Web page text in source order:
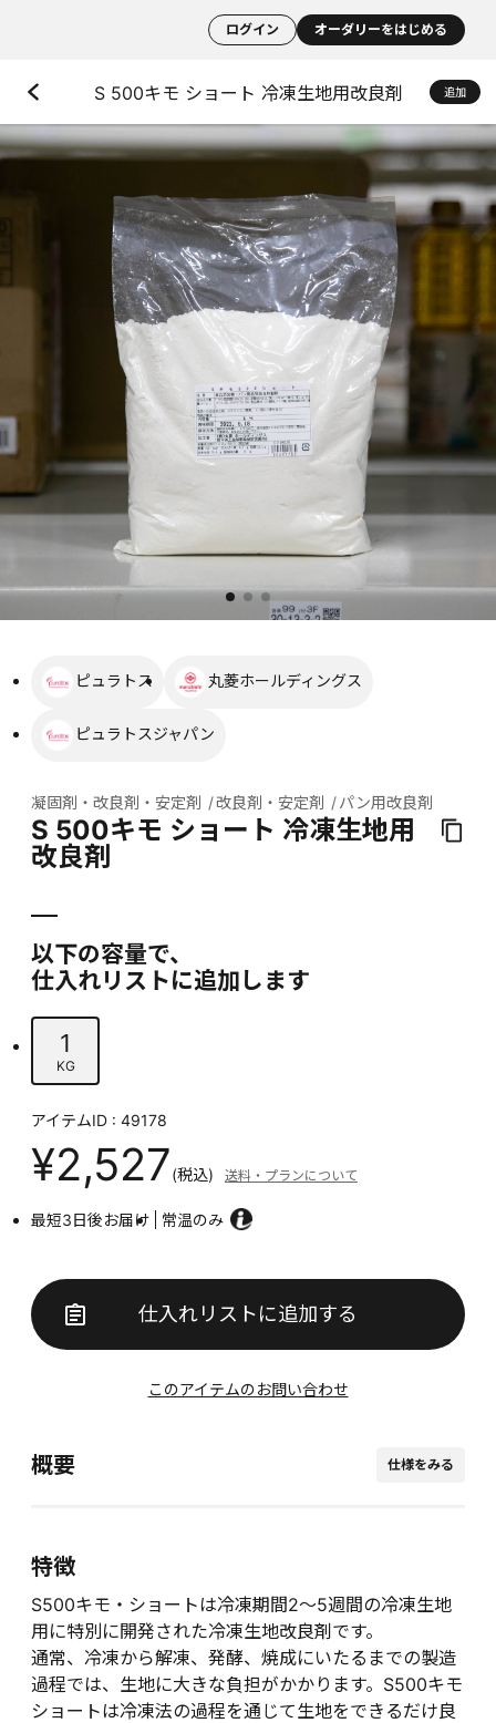
ログイン オーダリーをはじめる
S 500キモ ショート 冷凍生地用改良剤 追加
ピュラトス 丸菱ホールディングス
ピュラトスジャパン
凝固剤・改良剤・安定剤 改良剤・安定剤 パン用改良剤
S 500キモ ショート 冷凍生地用
改良剤
以下の容量で、
仕入れリストに追加します
1
KG
アイテムID : 49178
¥2,527(税込) 送料・プランについて
最短3日後お届け 常温のみ
仕入れリストに追加する
このアイテムのお問い合わせ
概要 仕様をみる
特徴
S500キモ・ショートは冷凍期間2～5週間の冷凍生地
用に特別に開発された冷凍生地改良剤です。
通常、冷凍から解凍、発酵、焼成にいたるまでの製造
過程では、生地に大きな負担がかかります。S500キモ
ショートは冷凍法の過程を通じて生地をできるだけ良